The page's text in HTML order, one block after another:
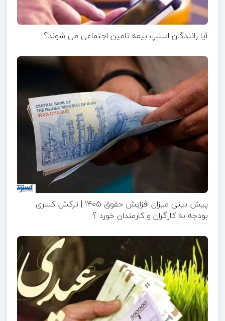
آیا رانندگان اسنپ بیمه تامین اجتماعی می شوند؟
پیش بینی میزان افزایش حقوق ۱۴۰۵ | ترکش کسری
بودجه به کارگران و کارمندان خورد ؟